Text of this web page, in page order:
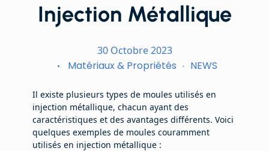
Injection Métallique
30 Octobre 2023
Matériaux & Propriétés NEWS
Il existe plusieurs types de moules utilisés en
injection métallique, chacun ayant des
caractéristiques et des avantages différents. Voici
quelques exemples de moules couramment
utilisés en injection métallique :